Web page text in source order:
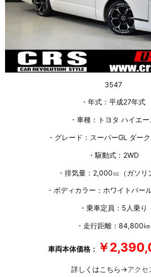
3547
・年式：平成27年式
・車種：トヨタ ハイエー
・グレード：スーパーGL ダー
・駆動式：2WD
・排気量：2,000㏄（ガソリ
・ボディカラー：ホワイトパー
・乗車定員：5人乗り
・走行距離：84,800㎞
車両本体価格： ￥
詳しくはこちら→アクセ